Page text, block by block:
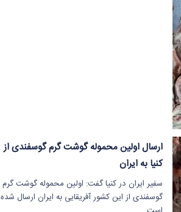
ارسال اولین محموله گوشت گرم گوسفندی از
کنیا به ایران
سفیر ایران در کنیا گفت: اولین محموله گوشت گرم
گوسفندی از این کشور آفریقایی به ایران ارسال شده